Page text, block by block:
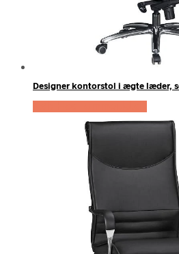
Designer kontorstol i ægte læder,